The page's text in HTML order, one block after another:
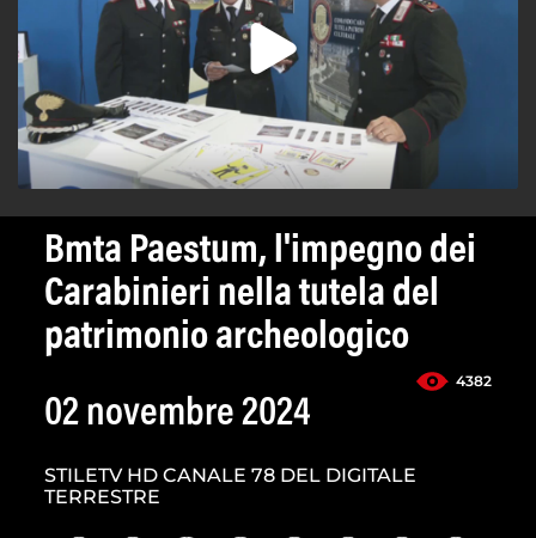
Bmta Paestum, l'impegno dei
Carabinieri nella tutela del
patrimonio archeologico
4382
02 novembre 2024
STILETV HD CANALE 78 DEL DIGITALE
TERRESTRE